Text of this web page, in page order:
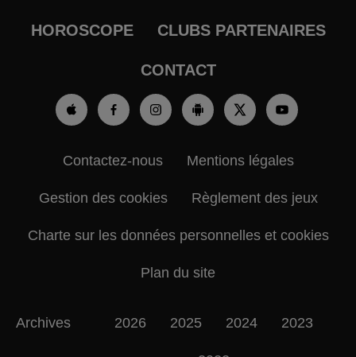
HOROSCOPE CLUBS PARTENAIRES
CONTACT
Contactez-nous Mentions légales
Gestion des cookies Règlement des jeux
Charte sur les données personnelles et cookies
Plan du site
Archives 2026 2025 2024 2023